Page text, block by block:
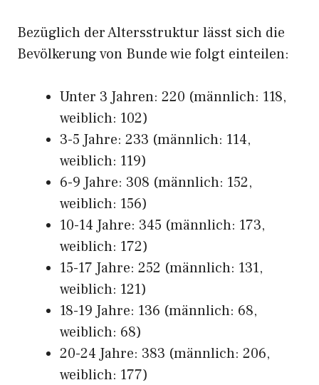
Bezüglich der Altersstruktur lässt sich die
Bevölkerung von Bunde wie folgt einteilen:
Unter 3 Jahren: 220 (männlich: 118,
weiblich: 102)
3-5 Jahre: 233 (männlich: 114,
weiblich: 119)
6-9 Jahre: 308 (männlich: 152,
weiblich: 156)
10-14 Jahre: 345 (männlich: 173,
weiblich: 172)
15-17 Jahre: 252 (männlich: 131,
weiblich: 121)
18-19 Jahre: 136 (männlich: 68,
weiblich: 68)
20-24 Jahre: 383 (männlich: 206,
weiblich: 177)